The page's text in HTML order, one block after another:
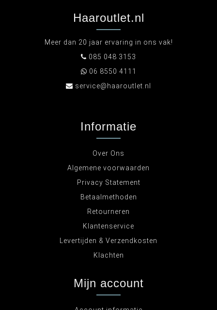
Haaroutlet.nl
Meer dan 20 jaar ervaring in ons vak!
085 048 3153
06 8550 4111
service@haaroutlet.nl
Informatie
Over Ons
Algemene voorwaarden
Privacy Statement
Betaalmethoden
Retourneren
Klantenservice
Levertijden & Verzendkosten
Klachten
Mijn account